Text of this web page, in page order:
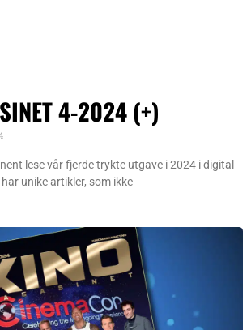
4-2024 (+)
lese vår fjerde trykte utgave i 2024 i digital
unike artikler, som ikke